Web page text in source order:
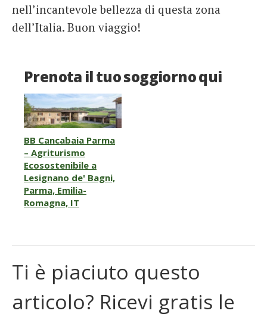
nell’incantevole bellezza di questa zona
dell’Italia. Buon viaggio!
Prenota il tuo soggiorno qui
BB Cancabaia Parma
– Agriturismo
Ecosostenibile a
Lesignano de' Bagni,
Parma, Emilia-
Romagna, IT
Ti è piaciuto questo
articolo? Ricevi gratis le